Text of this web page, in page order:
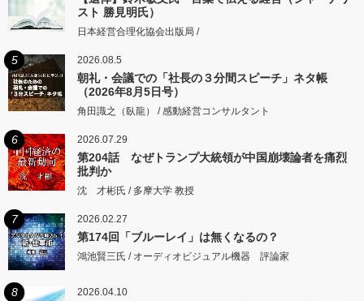
スト 勝見明氏）
日本経営合理化協会出版局 /
5 2026.08.5
朝礼・会議での「社長の３分間スピーチ」ネタ帳
（2026年8月5日号）
角田識之（臥龍） / 感動経営コンサルタント
6 2026.07.29
第204話 なぜトランプ大統領が中国崩壊論者を痛烈
批判か
沈 才彬氏 / 多摩大学 教授
7 2026.02.27
第174回「ブルーレイ」は無くなるの？
鴻池賢三氏 / オーディオビジュアル機器 評論家
8 2026.04.10